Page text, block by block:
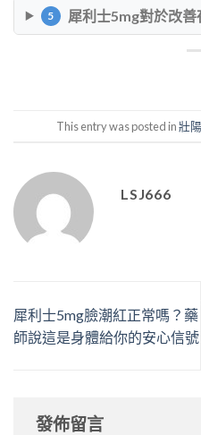
5 犀利士5mg對於改善
This entry was posted in壯
LSJ666
犀利士5mg臉潮紅正常嗎？藥
師說這是身體給你的安心信號
發佈留言